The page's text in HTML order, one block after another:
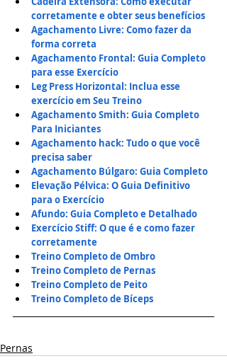
corretamente e obter seus benefícios
Agachamento Livre: Como fazer da
forma correta
Agachamento Frontal: Guia Completo
para esse Exercício
Leg Press Horizontal: Inclua esse
exercício em Seu Treino
Agachamento Smith: Guia Completo
Para Iniciantes
Agachamento hack: Tudo o que você
precisa saber
Agachamento Búlgaro: Guia Completo
Elevação Pélvica: O Guia Definitivo
para o Exercício
Afundo: Guia Completo e Detalhado
Exercício Stiff: O que é e como fazer
corretamente
Treino Completo de Ombro
Treino Completo de Pernas
Treino Completo de Peito
Treino Completo de Bíceps
Pernas